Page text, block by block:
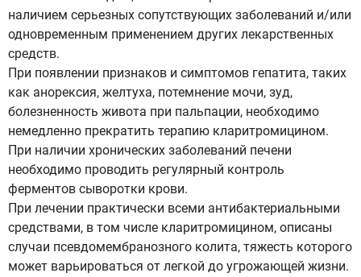
наличием серьезных сопутствующих заболеваний и/или
одновременным применением других лекарственных
средств.
При появлении признаков и симптомов гепатита, таких
как анорексия, желтуха, потемнение мочи, зуд,
болезненность живота при пальпации, необходимо
немедленно прекратить терапию кларитромицином.
При наличии хронических заболеваний печени
необходимо проводить регулярный контроль
ферментов сыворотки крови.
При лечении практически всеми антибактериальными
средствами, в том числе кларитромицином, описаны
случаи псевдомембранозного колита, тяжесть которого
может варьироваться от легкой до угрожающей жизни.